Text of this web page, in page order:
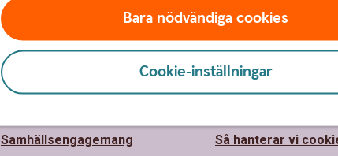
Bara nödvändiga cookies
Cookie-inställningar
Om oss
Om Laholms Sparbank
Samhällsengagemang
Säkerhet
integritet
Så hanterar vi